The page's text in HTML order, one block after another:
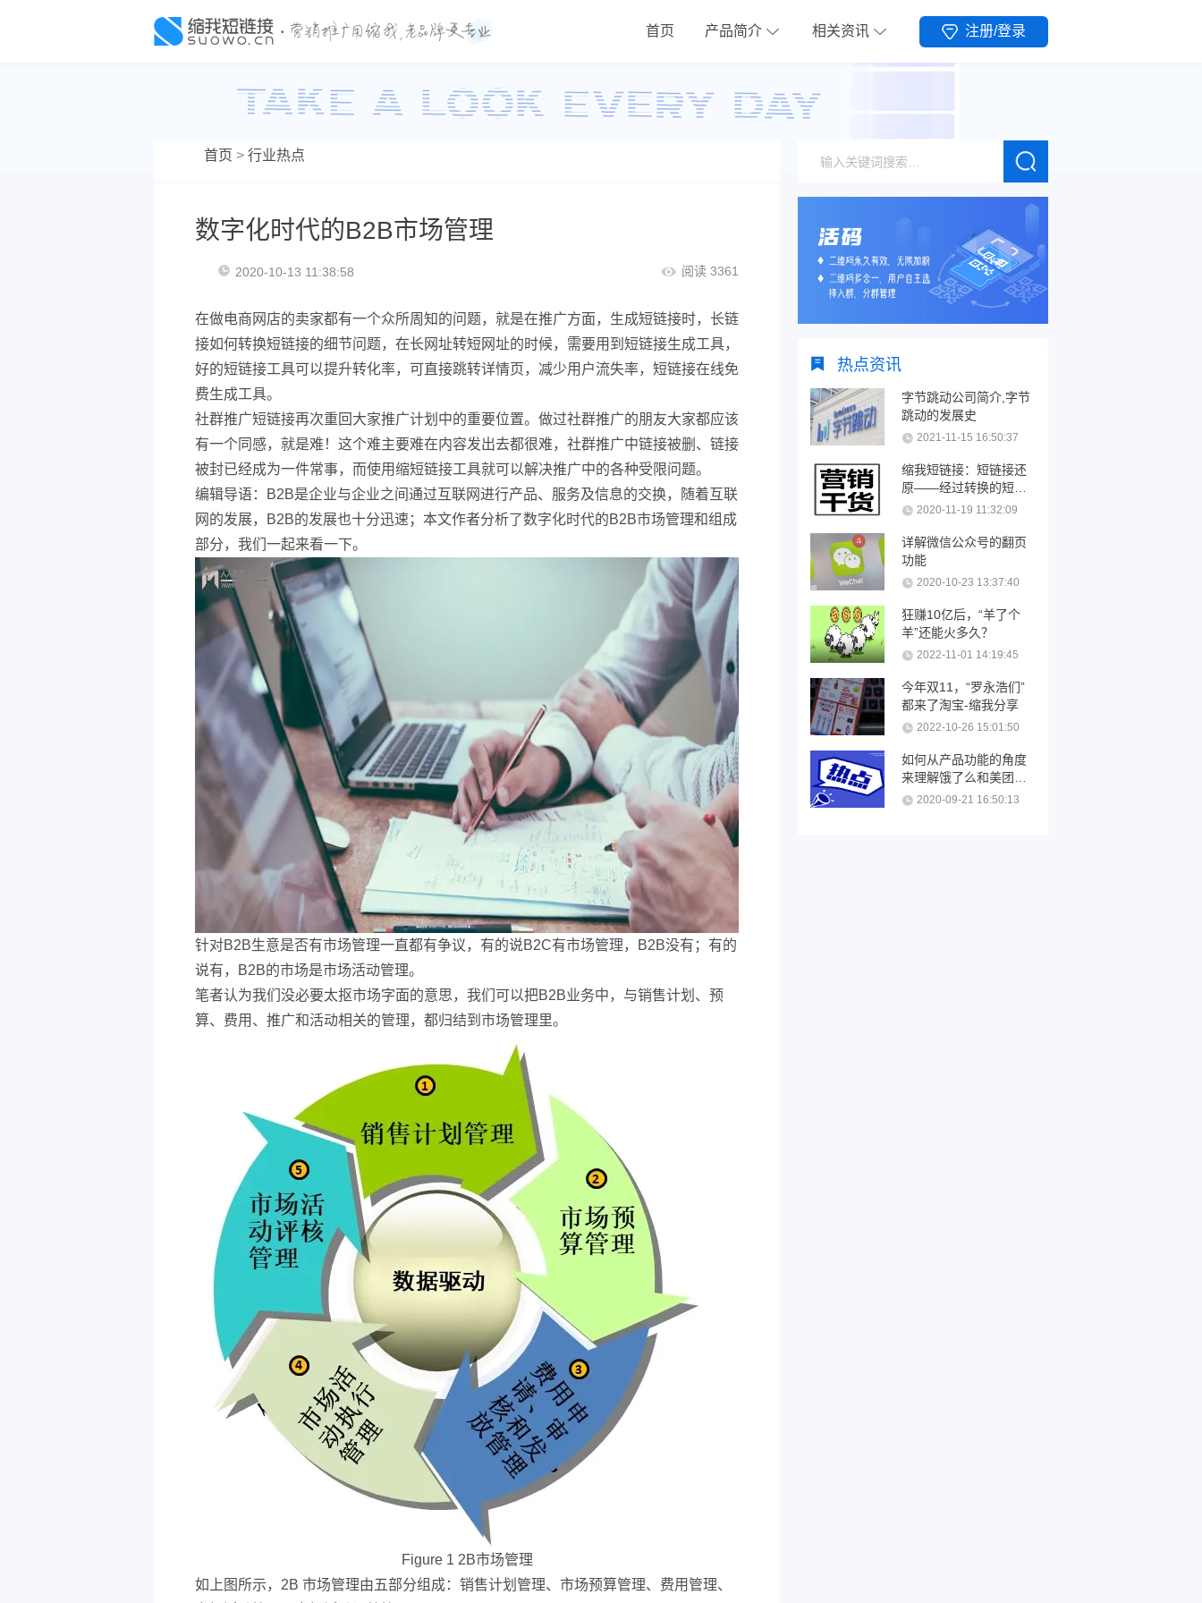
首页 产品简介 相关资讯 注册/登录
首页 > 行业热点
数字化时代的B2B市场管理
2020-10-13 11:38:58 阅读 3361
在做电商网店的卖家都有一个众所周知的问题，就是在推广方面，生成短链接时，长链
接如何转换短链接的细节问题，在长网址转短网址的时候，需要用到短链接生成工具，
好的短链接工具可以提升转化率，可直接跳转详情页，减少用户流失率，短链接在线免
费生成工具。
社群推广短链接再次重回大家推广计划中的重要位置。做过社群推广的朋友大家都应该
有一个同感，就是难！这个难主要难在内容发出去都很难，社群推广中链接被删、链接
被封已经成为一件常事，而使用缩短链接工具就可以解决推广中的各种受限问题。
编辑导语：B2B是企业与企业之间通过互联网进行产品、服务及信息的交换，随着互联
网的发展，B2B的发展也十分迅速；本文作者分析了数字化时代的B2B市场管理和组成
部分，我们一起来看一下。
针对B2B生意是否有市场管理一直都有争议，有的说B2C有市场管理，B2B没有；有的
说有，B2B的市场是市场活动管理。
笔者认为我们没必要太抠市场字面的意思，我们可以把B2B业务中，与销售计划、预
算、费用、推广和活动相关的管理，都归结到市场管理里。
Figure 1 2B市场管理
如上图所示，2B 市场管理由五部分组成：销售计划管理、市场预算管理、费用管理、
热点资讯
字节跳动公司简介,字节
跳动的发展史
2021-11-15 16:50:37
缩我短链接：短链接还
原——经过转换的短链
接可以还原吗？
2020-11-19 11:32:09
详解微信公众号的翻页
功能
2020-10-23 13:37:40
狂赚10亿后，“羊了个
羊”还能火多久？
2022-11-01 14:19:45
今年双11，“罗永浩们”
都来了淘宝-缩我分享
2022-10-26 15:01:50
如何从产品功能的角度
来理解饿了么和美团优
化 2020-09-21 16:50:13